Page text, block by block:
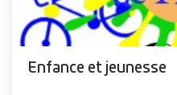
Enfance et jeunesse